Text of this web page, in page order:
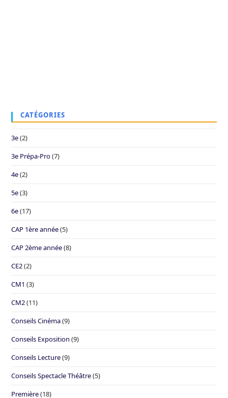
CATÉGORIES
3e(2)
3e Prépa-Pro(7)
4e(2)
5e(3)
6e(17)
CAP 1ère année(5)
CAP 2ème année(8)
CE2(2)
CM1 (3)
CM2(11)
Conseils Cinéma(9)
Conseils Exposition (9)
Conseils Lecture(9)
Conseils Spectacle Théâtre(5)
Première(18)